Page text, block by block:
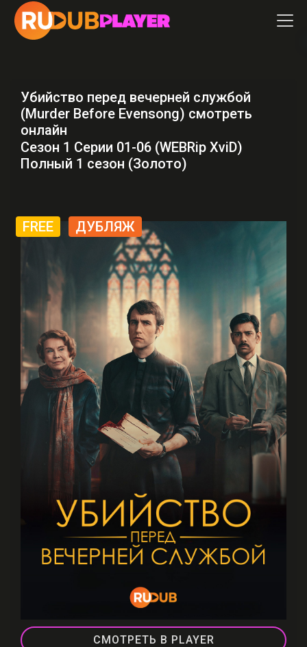
Убийство перед вечерней службой
(Murder Before Evensong) смотреть
онлайн
Сезон 1 Серии 01-06 (WEBRip XviD)
Полный 1 сезон (Золото)
FREE ДУБЛЯЖ
СМОТРЕТЬ В PLAYER